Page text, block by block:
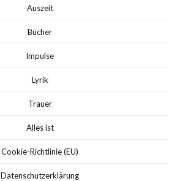
Auszeit
Bücher
Impulse
Lyrik
Trauer
Alles ist
Cookie-Richtlinie (EU)
Datenschutzerklärung